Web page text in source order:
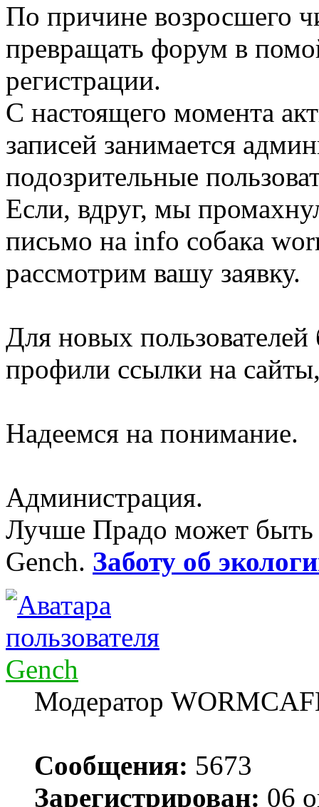
По причине возросшего
превращать форум в
регистрации.
С настоящего момента
записей занимается
подозрительные
Если, вдруг, мы
письмо на info собака
рассмотрим вашу заявку.
Для новых
профили ссылки на
Надеемся на понимание.
Администрация.
Лучше Прадо может
Gench. Заботу об
Gench
Модератор
Сообщения: 5673
Зарегистрирован: 06